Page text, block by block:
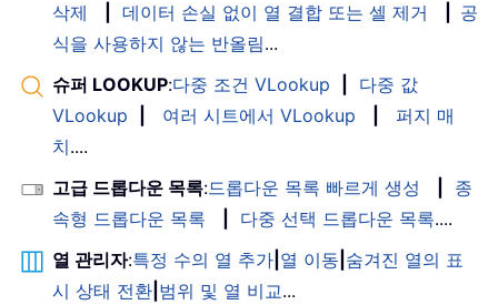
삭제
데이터 손실 없이 열 결합 또는 셀 제거
공
식을 사용하지 않는 반올림...
슈퍼 LOOKUP:다중 조건 VLookup
다중 값
VLookup
여러 시트에서 VLookup
퍼지 매
치....
고급 드롭다운 목록:드롭다운 목록 빠르게 생성
종
속형 드롭다운 목록
다중 선택 드롭다운 목록....
열 관리자:특정 수의 열 추가 열 이동 숨겨진 열의 표
시 상태 전환 범위 및 열 비교...